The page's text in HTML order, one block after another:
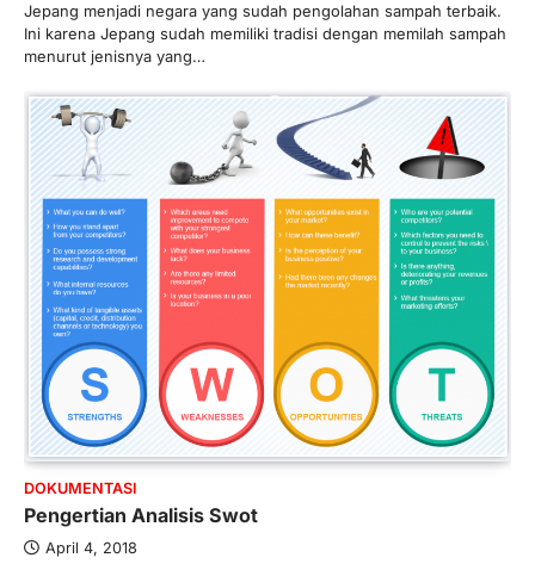
Jepang menjadi negara yang sudah pengolahan sampah terbaik.
Ini karena Jepang sudah memiliki tradisi dengan memilah sampah
menurut jenisnya yang…
DOKUMENTASI
Pengertian Analisis Swot
April 4, 2018
Hal yang harus ada pada seorang pebisnis
adalah prinsip dan pengetahuan. Jika
Anda adalah seorang…
5
BERITA TERBARU
Impor BBM Sudah Direstui,
Distribusi ke SPBU Swasta Sudah
Kembali Normal?
Januari 15, 2026
Pemerintah melalui Kementerian Energi
dan Sumber Daya Mineral (ESDM) telah
memberikan izin kepada operator SPBU…
BERITA TERBARU
Banyak Negara Incar Urea RI,
Industri Pupuk Indonesia Kembali
Bergairah?
Maret 13, 2026
mengubah peta pasokan komoditas